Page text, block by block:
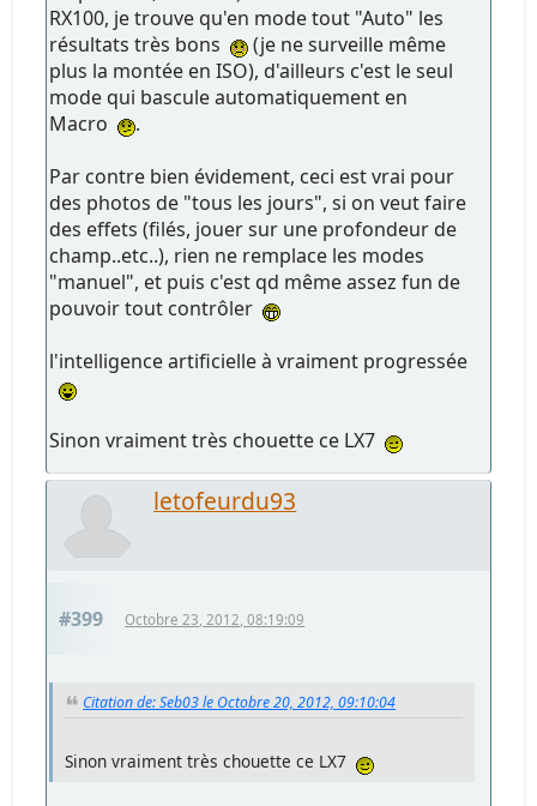
RX100, je trouve qu'en mode tout "Auto" les
résultats très bons
(je ne surveille même
plus la montée en ISO), d'ailleurs c'est le seul
mode qui bascule automatiquement en
Macro
.
Par contre bien évidement, ceci est vrai pour
des photos de "tous les jours", si on veut faire
des effets (filés, jouer sur une profondeur de
champ..etc..), rien ne remplace les modes
"manuel", et puis c'est qd même assez fun de
pouvoir tout contrôler
l'intelligence artificielle à vraiment progressée
Sinon vraiment très chouette ce LX7
letofeurdu93
#399 Octobre 23, 2012, 08:19:09
Citation de: Seb03 le Octobre 20, 2012, 09:10:04
Sinon vraiment très chouette ce LX7